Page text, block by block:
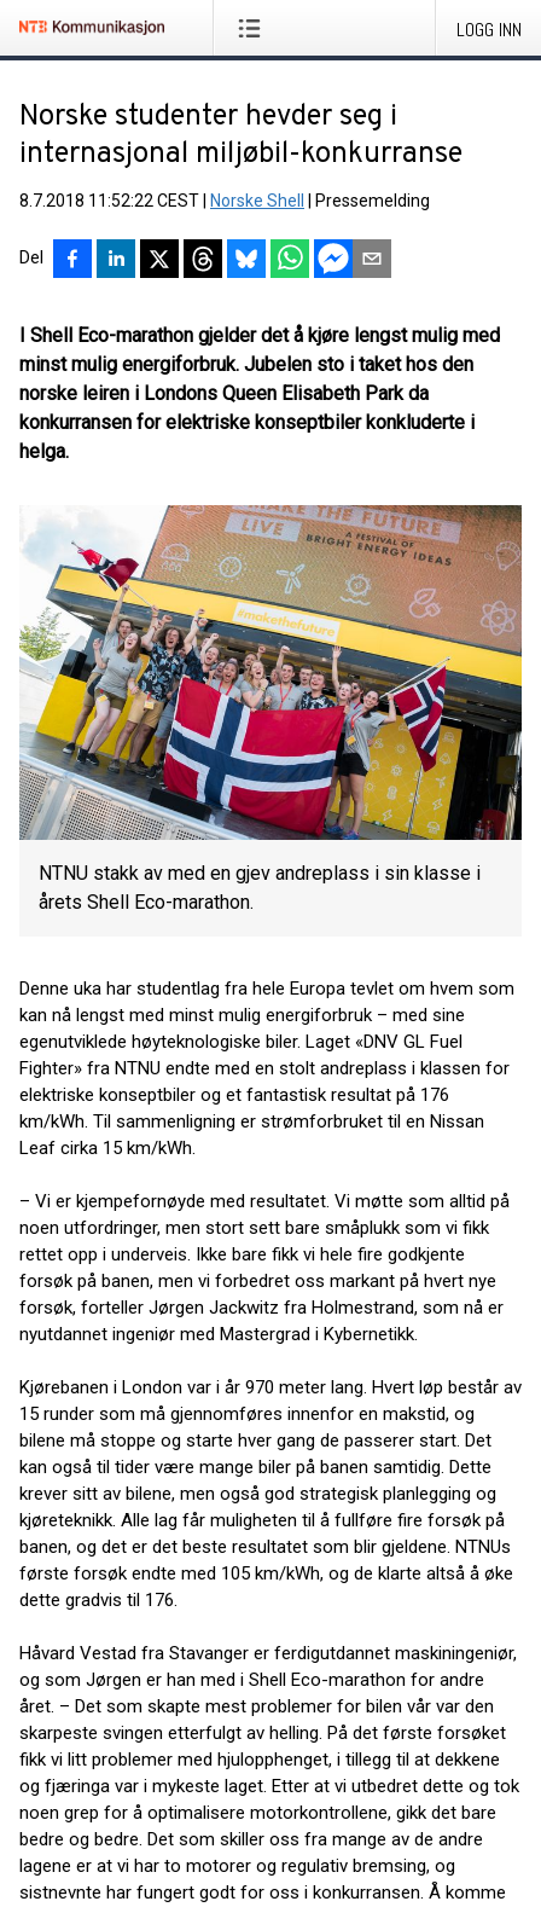
LOGG INN
Norske studenter hevder seg i
internasjonal miljøbil-konkurranse
8.7.2018 11:52:22 CEST Norske Shell Pressemelding
Del
I Shell Eco-marathon gjelder det å kjøre lengst mulig med
minst mulig energiforbruk. Jubelen sto i taket hos den
norske leiren i Londons Queen Elisabeth Park da
konkurransen for elektriske konseptbiler konkluderte i
helga.
NTNU stakk av med en gjev andreplass i sin klasse i
årets Shell Eco-marathon.
Denne uka har studentlag fra hele Europa tevlet om hvem som
kan nå lengst med minst mulig energiforbruk – med sine
egenutviklede høyteknologiske biler. Laget «DNV GL Fuel
Fighter» fra NTNU endte med en stolt andreplass i klassen for
elektriske konseptbiler og et fantastisk resultat på 176
km/kWh. Til sammenligning er strømforbruket til en Nissan
Leaf cirka 15 km/kWh.
– Vi er kjempefornøyde med resultatet. Vi møtte som alltid på
noen utfordringer, men stort sett bare småplukk som vi fikk
rettet opp i underveis. Ikke bare fikk vi hele fire godkjente
forsøk på banen, men vi forbedret oss markant på hvert nye
forsøk, forteller Jørgen Jackwitz fra Holmestrand, som nå er
nyutdannet ingeniør med Mastergrad i Kybernetikk.
Kjørebanen i London var i år 970 meter lang. Hvert løp består av
15 runder som må gjennomføres innenfor en makstid, og
bilene må stoppe og starte hver gang de passerer start. Det
kan også til tider være mange biler på banen samtidig. Dette
krever sitt av bilene, men også god strategisk planlegging og
kjøreteknikk. Alle lag får muligheten til å fullføre fire forsøk på
banen, og det er det beste resultatet som blir gjeldene. NTNUs
første forsøk endte med 105 km/kWh, og de klarte altså å øke
dette gradvis til 176.
Håvard Vestad fra Stavanger er ferdigutdannet maskiningeniør,
og som Jørgen er han med i Shell Eco-marathon for andre
året. – Det som skapte mest problemer for bilen vår var den
skarpeste svingen etterfulgt av helling. På det første forsøket
fikk vi litt problemer med hjulopphenget, i tillegg til at dekkene
og fjæringa var i mykeste laget. Etter at vi utbedret dette og tok
noen grep for å optimalisere motorkontrollene, gikk det bare
bedre og bedre. Det som skiller oss fra mange av de andre
lagene er at vi har to motorer og regulativ bremsing, og
sistnevnte har fungert godt for oss i konkurransen. Å komme